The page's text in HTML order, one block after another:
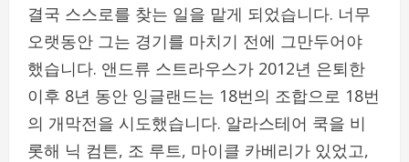
결국 스스로를 찾는 일을 맡게 되었습니다. 너무
오랫동안 그는 경기를 마치기 전에 그만두어야
했습니다. 앤드류 스트라우스가 2012년 은퇴한
이후 8년 동안 잉글랜드는 18번의 조합으로 18번
의 개막전을 시도했습니다. 알라스테어 쿡을 비
롯해 닉 컴튼, 조 루트, 마이클 카베리가 있었고,